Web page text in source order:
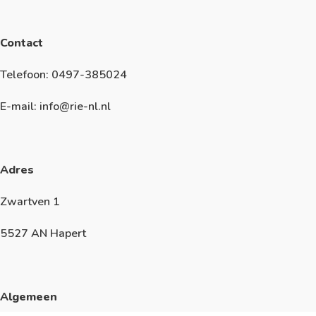
Contact
Telefoon: 0497-385024
E-mail: info@rie-nl.nl
Adres
Zwartven 1
5527 AN Hapert
Algemeen